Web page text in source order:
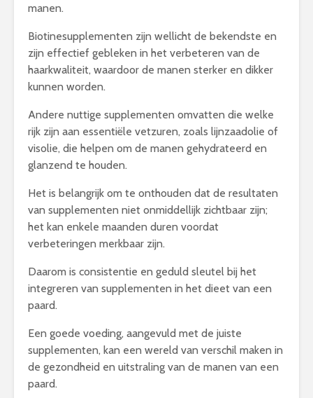
manen.
Biotinesupplementen zijn wellicht de bekendste en
zijn effectief gebleken in het verbeteren van de
haarkwaliteit, waardoor de manen sterker en dikker
kunnen worden.
Andere nuttige supplementen omvatten die welke
rijk zijn aan essentiële vetzuren, zoals lijnzaadolie of
visolie, die helpen om de manen gehydrateerd en
glanzend te houden.
Het is belangrijk om te onthouden dat de resultaten
van supplementen niet onmiddellijk zichtbaar zijn;
het kan enkele maanden duren voordat
verbeteringen merkbaar zijn.
Daarom is consistentie en geduld sleutel bij het
integreren van supplementen in het dieet van een
paard.
Een goede voeding, aangevuld met de juiste
supplementen, kan een wereld van verschil maken in
de gezondheid en uitstraling van de manen van een
paard.